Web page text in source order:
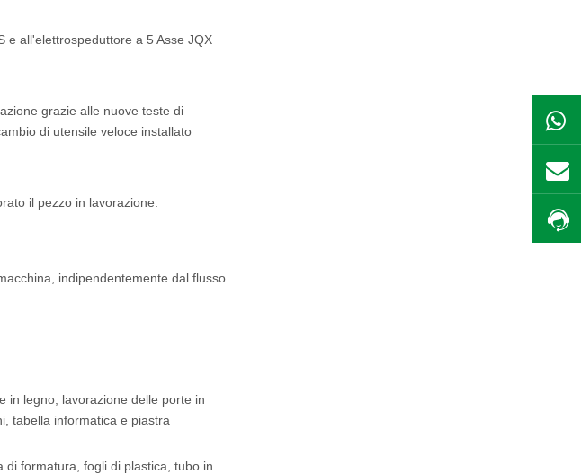
e all'elettrospeduttore a 5 Asse JQX
grazie alle nuove teste di
di utensile veloce installato
il pezzo in lavorazione.
indipendentemente dal flusso
in legno, lavorazione delle porte in
tabella informatica e piastra
di formatura, fogli di plastica, tubo in